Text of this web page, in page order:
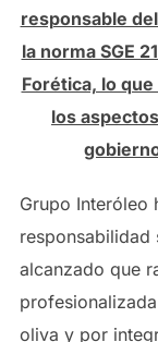
responsable
la norma SGE
Forética, lo
los
Grupo Interóleo
responsabilidad
alcanzado que
oliva y por